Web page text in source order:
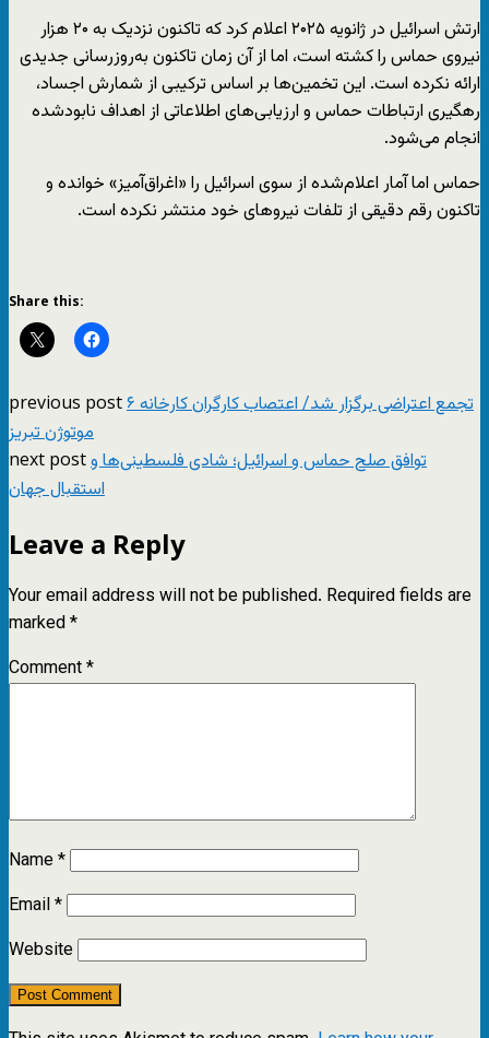
ارتش اسرائیل در ژانویه ۲۰۲۵ اعلام کرد که تاکنون نزدیک به ۲۰ هزار
نیروی حماس را کشته است، اما از آن زمان تاکنون به‌روزرسانی جدیدی
ارائه نکرده است. این تخمین‌ها بر اساس ترکیبی از شمارش اجساد،
رهگیری ارتباطات حماس و ارزیابی‌های اطلاعاتی از اهداف نابودشده
انجام می‌شود.
حماس اما آمار اعلام‌شده از سوی اسرائیل را «اغراق‌آمیز» خوانده و
تاکنون رقم دقیقی از تلفات نیروهای خود منتشر نکرده است.
Share this:
previous post۶ تجمع اعتراضی برگزار شد/ اعتصاب کارگران کارخانه
موتوژن تبریز
next postتوافق صلح حماس و اسرائیل؛ شادی فلسطینی‌ها و
استقبال جهان
Leave a Reply
Your email address will not be published. Required fields are
marked*
Comment*
Name*
Email*
Website